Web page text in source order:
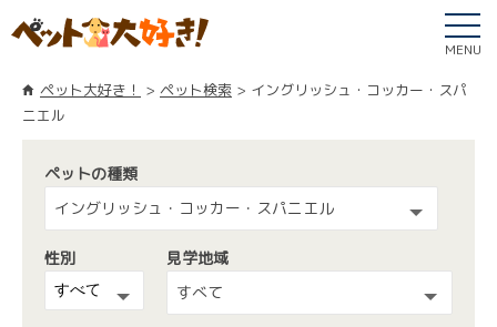
MENU
ペット大好き！ ペット検索
イングリッシュ・コッカー・スパ
ニエル
ペットの種類
イングリッシュ・コッカー・スパニエル
性別
見学地域
すべて